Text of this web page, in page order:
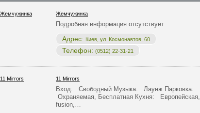
Жемчужинка
Подробная информация отсутствует
Адрес: Киев, ул. Космонавтов, 60
Телефон: (0512) 22-31-21
11 Mirrors
Вход: Свободный Музыка: Лаунж Парковка:
Охраняемая, Бесплатная Кухня: Европейская,
fusion,…